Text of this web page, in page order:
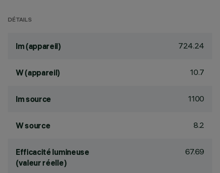
DÉTAILS
lm (appareil) 724.24
W (appareil) 10.7
lm source 1100
W source 8.2
Efficacité lumineuse
(valeur réelle)
67.69